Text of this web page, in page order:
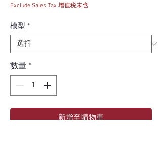
Exclude Sales Tax 增值税未含
模型 *
數量 *
新增至購物車